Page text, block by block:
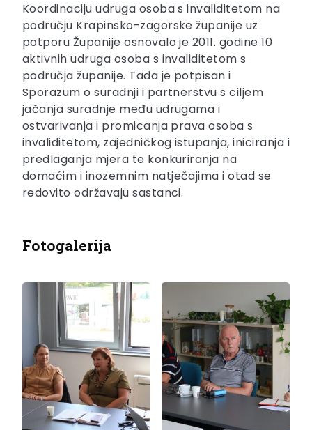
Koordinaciju udruga osoba s invaliditetom na
području Krapinsko-zagorske županije uz
potporu Županije osnovalo je 2011. godine 10
aktivnih udruga osoba s invaliditetom s
područja županije. Tada je potpisan i
Sporazum o suradnji i partnerstvu s ciljem
jačanja suradnje među udrugama i
ostvarivanja i promicanja prava osoba s
invaliditetom, zajedničkog istupanja, iniciranja i
predlaganja mjera te konkuriranja na
domaćim i inozemnim natječajima i otad se
redovito održavaju sastanci.
Fotogalerija